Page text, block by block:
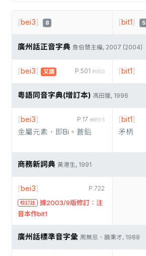
[bei3] 8 [bit1] 5
廣州話正音字典 詹伯慧主編, 2007 (2004)
P.501 #6923
[bei3] 又讀 [bit1]
粵語同音字典(增訂本) 馮田獵, 1996
P.17 #00515
[bei3]
金屬元素，即Bi。蒼鉛
[bit1]
矛柄
商務新詞典 黃港生, 1991
P.722
[bei3]
校訂註
據2003/9版修訂：注
音本作bit1
廣州話標準音字彙 周無忌、饒秉才, 1988